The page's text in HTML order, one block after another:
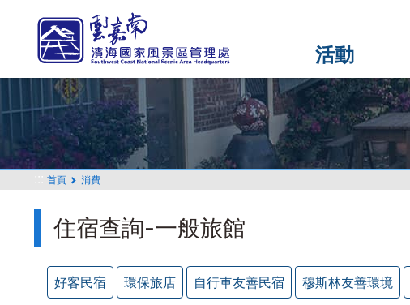
活動
::: 首頁 消費
住宿查詢-一般旅館
好客民宿 環保旅店 自行車友善民宿 穆斯林友善環境